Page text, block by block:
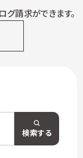
グ請求ができます。
検索する